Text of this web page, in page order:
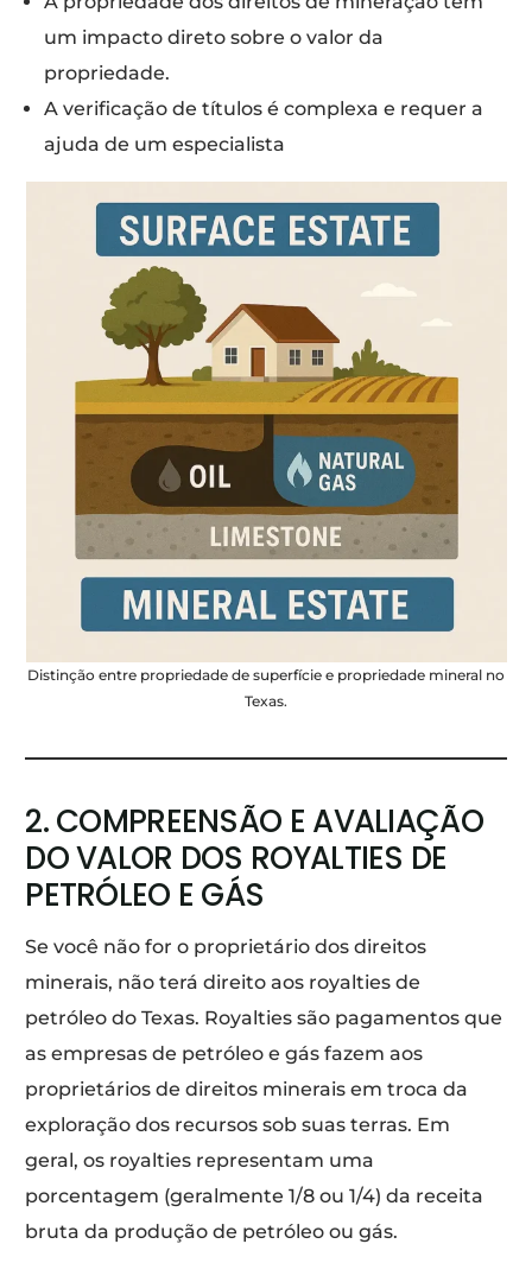
um impacto direto sobre o valor da
propriedade.
A verificação de títulos é complexa e requer a
ajuda de um especialista
Distinção entre propriedade de superfície e propriedade mineral no
Texas.
2. COMPREENSÃO E AVALIAÇÃO
DO VALOR DOS ROYALTIES DE
PETRÓLEO E GÁS
Se você não for o proprietário dos direitos
minerais, não terá direito aos royalties de
petróleo do Texas. Royalties são pagamentos que
as empresas de petróleo e gás fazem aos
proprietários de direitos minerais em troca da
exploração dos recursos sob suas terras. Em
geral, os royalties representam uma
porcentagem (geralmente 1/8 ou 1/4) da receita
bruta da produção de petróleo ou gás.